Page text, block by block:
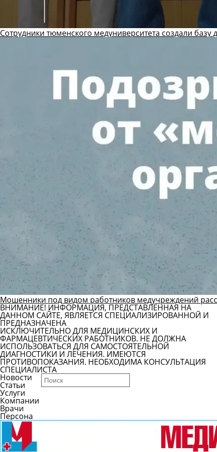
Сотрудники тюменского медуниверситета создали
Мошенники под видом работников медучреждений
ВНИМАНИЕ! ИНФОРМАЦИЯ, ПРЕДСТАВЛЕННАЯ НА
ДАННОМ САЙТЕ, ЯВЛЯЕТСЯ СПЕЦИАЛИЗИРОВАННОЙ И
ПРЕДНАЗНАЧЕНА
ИСКЛЮЧИТЕЛЬНО ДЛЯ МЕДИЦИНСКИХ И
ФАРМАЦЕВТИЧЕСКИХ РАБОТНИКОВ. НЕ ДОЛЖНА
ИСПОЛЬЗОВАТЬСЯ ДЛЯ САМОСТОЯТЕЛЬНОЙ
ДИАГНОСТИКИ И ЛЕЧЕНИЯ. ИМЕЮТСЯ
ПРОТИВОПОКАЗАНИЯ. НЕОБХОДИМА КОНСУЛЬТАЦИЯ
СПЕЦИАЛИСТА
Новости
Статьи
Услуги
Компании
Врачи
Персона